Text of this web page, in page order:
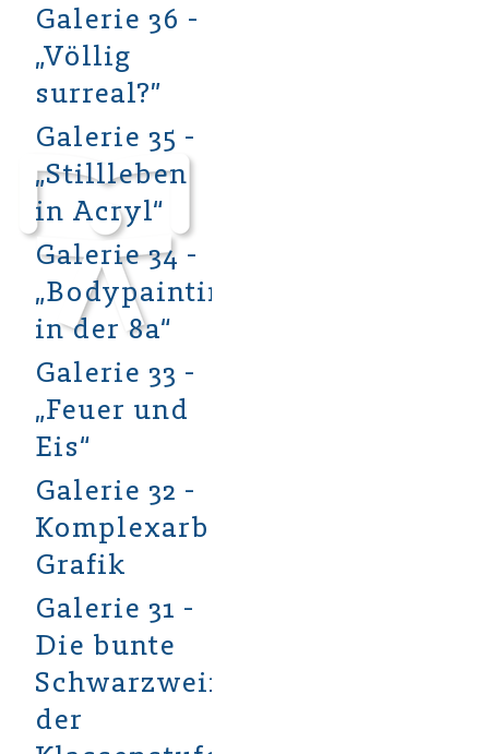
Galerie 36 -
„Völlig
surreal?”
Galerie 35 -
„Stillleben
in Acryl“
Galerie 34 -
„Bodypainting
in der 8a“
Galerie 33 -
„Feuer und
Eis“
Galerie 32 -
Komplexarbeit
Grafik
Galerie 31 -
Die bunte
Schwarzweißwelt
der